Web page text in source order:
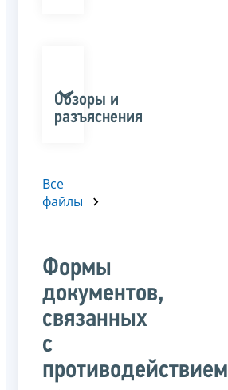
Обзоры и
разъяснения
Все
файлы
Формы
документов,
связанных
с
противодействием